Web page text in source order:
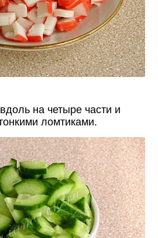
на четыре части и
ломтиками.